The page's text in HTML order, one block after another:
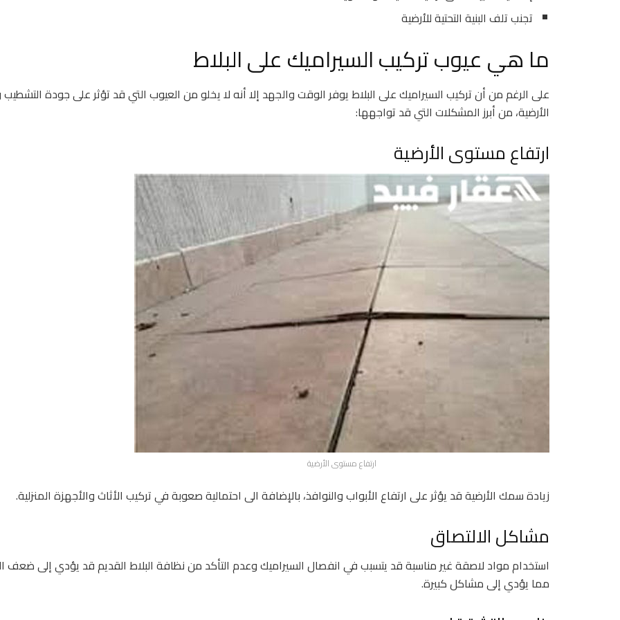
تجنب تلف البنية التحتية للأرضية
ما هي عيوب تركيب السيراميك على البلاط
على الرغم من أن تركيب السيراميك على البلاط يوفر الوقت والجهد إلا أنه لا يخلو من العيوب التي قد تؤثر على جودة
الأرضية، من أبرز المشكلات التي قد تواجهها:
ارتفاع مستوى الأرضية
ارتفاع مستوى الأرضية
زيادة سمك الأرضية قد يؤثر على ارتفاع الأبواب والنوافذ، بالإضافة الى احتمالية صعوبة في تركيب الأثاث والأجهزة المنزلية.
مشاكل الالتصاق
استخدام مواد لاصقة غير مناسبة قد يتسبب في انفصال السيراميك وعدم التأكد من نظافة البلاط القديم قد يؤدي إلى ضعف
مما يؤدي إلى مشاكل كبيرة.